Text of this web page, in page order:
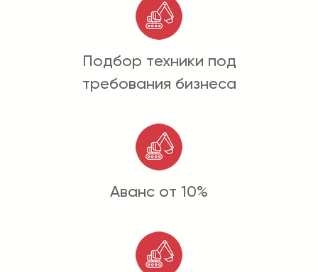
Подбор техники под
требования бизнеса
Аванс от 10%